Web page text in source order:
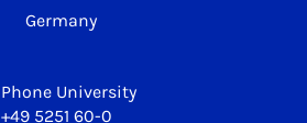
Germany
Phone University
+49 5251 60-0